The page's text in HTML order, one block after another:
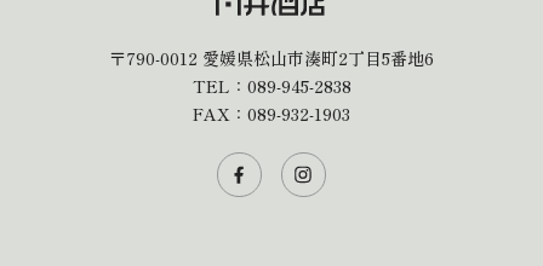
〒790-0012 愛媛県松山市湊町2丁目5番地6
TEL： 089-945-2838
FAX：089-932-1903